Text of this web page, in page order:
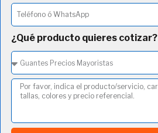
¿Qué producto quieres cotizar?